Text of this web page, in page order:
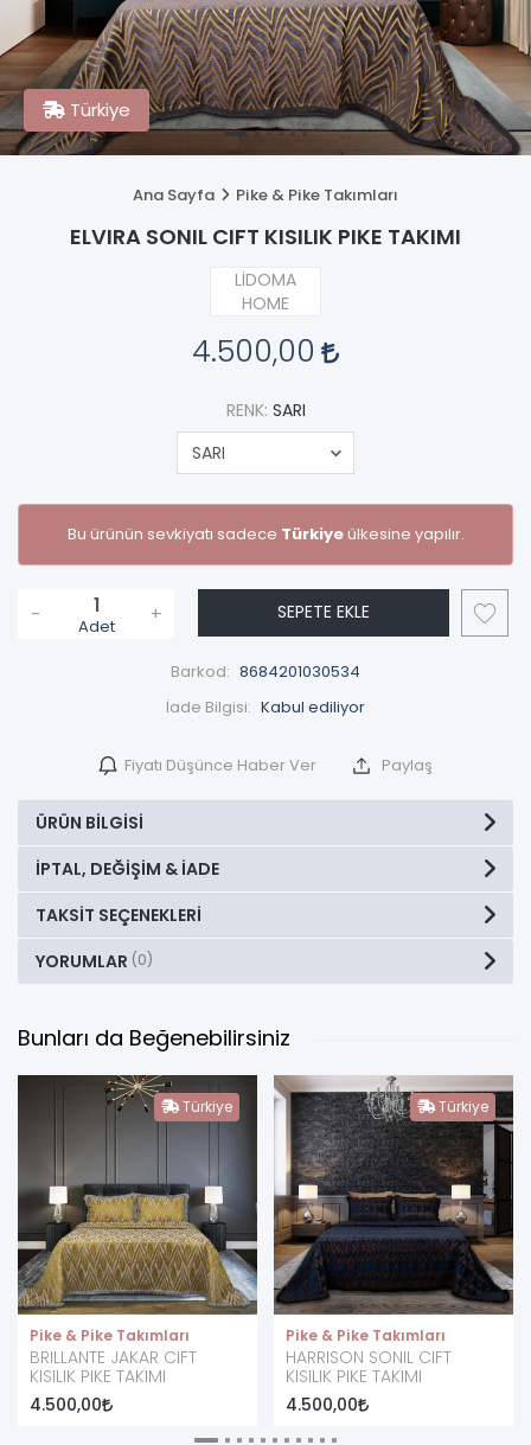
Türkiye
Ana Sayfa Pike & Pike Takımları
ELVIRA SONIL CIFT KISILIK PIKE TAKIMI
LİDOMA
HOME
4.500,00
RENK: SARI
Bu ürünün sevkiyatı sadece Türkiyeülkesine yapılır.
-
Adet
+ SEPETE EKLE
Barkod: 8684201030534
İade Bilgisi:
Fiyatı Düşünce Haber Ver Paylaş
ÜRÜN BILGISI
İPTAL, DEĞIŞIM & İADE
TAKSIT SEÇENEKLERI
YORUMLAR (0)
Bunları da Beğenebilirsiniz
Türkiye
Pike & Pike Takımları
BRILLANTE JAKAR CIFT
KISILIK PIKE TAKIMI
4.500,00
Türkiye
Pike & Pike Takımları
HARRISON SONIL CIFT
KISILIK PIKE TAKIMI
4.500,00